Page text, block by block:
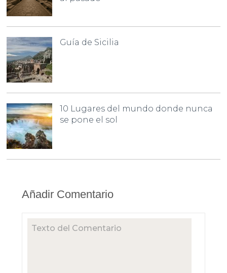
Guía de Sicilia
10 Lugares del mundo donde nunca
se pone el sol
Añadir Comentario